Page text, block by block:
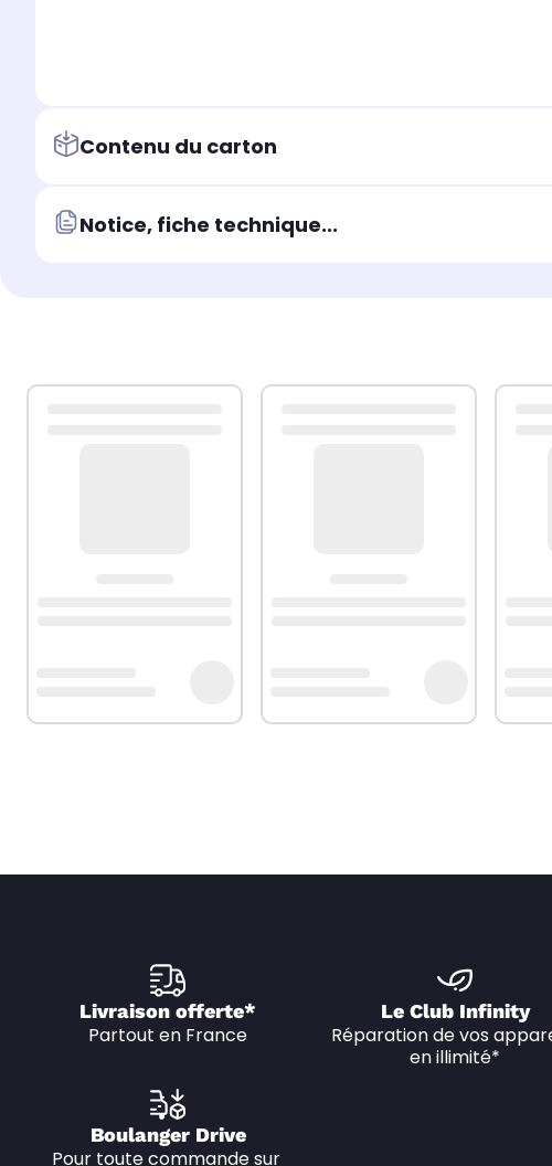
Contenu du carton
Notice, fiche technique...
Livraison offerte*
Partout en France
Le Club Infinity
Réparation de vos
en illimité*
Boulanger Drive
Pour toute commande sur